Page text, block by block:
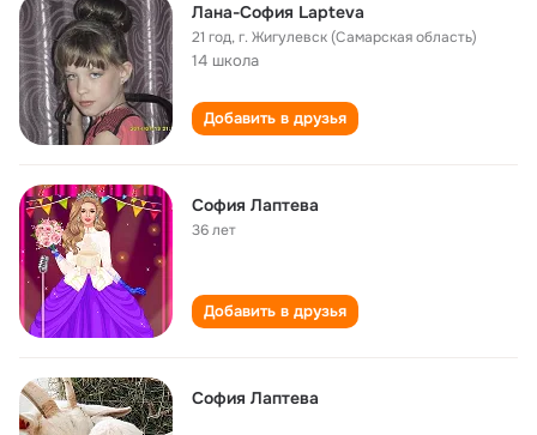
Лана-София Lapteva
21 год,г. Жигулевск (Самарская область)
14 школа
Добавить в друзья
София Лаптева
36 лет
Добавить в друзья
София Лаптева